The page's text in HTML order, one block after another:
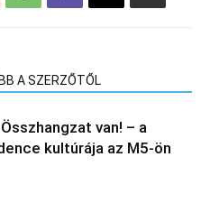
A SZERZŐTŐL
van! – a
kultúrája az M5-ön